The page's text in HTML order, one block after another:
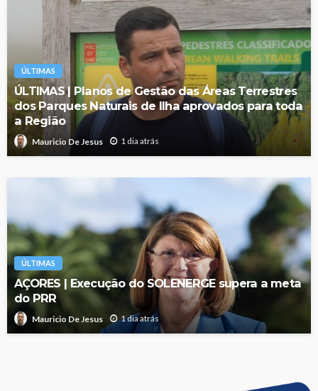
ÚLTIMAS
ÚLTIMAS | Planos de Gestão das Áreas Terrestres
dos Parques Naturais de Ilha aprovados para toda
a Região
Mauricio De Jesus 1 dia atrás
ÚLTIMAS
AÇORES | Execução do SOLENERGE supera a meta
do PRR
Mauricio De Jesus 1 dia atrás